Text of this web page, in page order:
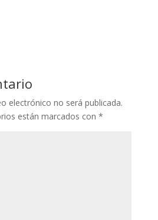
electrónico no será publicada.
están marcados con *